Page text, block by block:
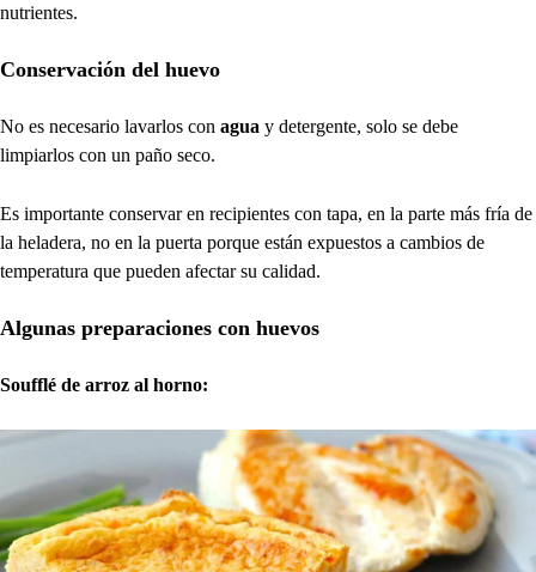
nutrientes.
Conservación del huevo
No es necesario lavarlos con agua y detergente, solo se debe
limpiarlos con un paño seco.
Es importante conservar en recipientes con tapa, en la parte más fría de
la heladera, no en la puerta porque están expuestos a cambios de
temperatura que pueden afectar su calidad.
Algunas preparaciones con huevos
Soufflé de arroz al horno: